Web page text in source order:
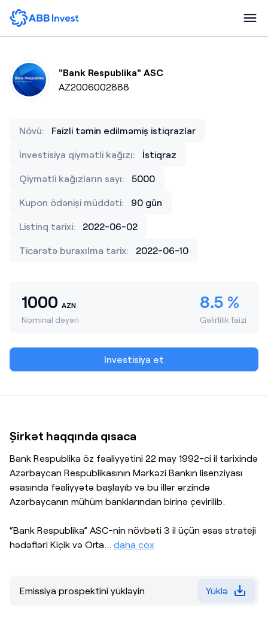
"Bank Respublika" ASC
AZ2006002888
Növü: Faizli təmin edilməmiş istiqrazlar
İnvestisiya qiymətli kağızı: İstiqraz
Qiymətli kağızların sayı: 5000
Kupon ödənişi müddəti: 90 gün
Listinq tarixi: 2022-06-02
Ticarətə buraxılma tarix: 2022-06-10
1000 AZN
Nominal dəyəri
8.5 %
Gəlirlilik faizi
Investisiya et
Şirkət haqqında qısaca
Bank Respublika öz fəaliyyətini 22 may 1992-ci il tarixində
Azərbaycan Respublikasının Mərkəzi Bankın lisenziyası
əsasında fəaliyyətə başlayıb və bu illər ərzində
Azərbaycanın mühüm banklarından birinə çevirilib.
“Bank Respublika” ASC-nin növbəti 3 il üçün əsas strateji
hədəfləri Kiçik və Orta… daha çox
Emissiya prospektini yükləyin Yüklə